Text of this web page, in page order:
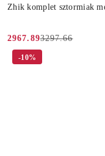
Zhik komplet sztormiak
Cena
promocyjna:
2967.89
Cena
przed
3297.66
-10%